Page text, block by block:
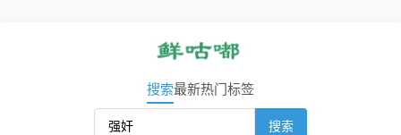
搜索最新热门标签
搜索